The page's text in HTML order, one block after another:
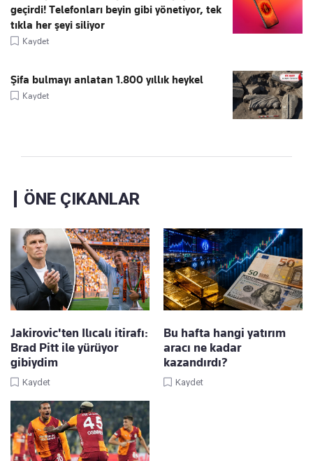
geçirdi! Telefonları beyin gibi yönetiyor, tek
tıkla her şeyi siliyor
Kaydet
Şifa bulmayı anlatan 1.800 yıllık heykel
Kaydet
ÖNE ÇIKANLAR
Jakirovic'ten Ilıcalı itirafı:
Brad Pitt ile yürüyor
gibiydim
Kaydet
Bu hafta hangi yatırım
aracı ne kadar
kazandırdı?
Kaydet